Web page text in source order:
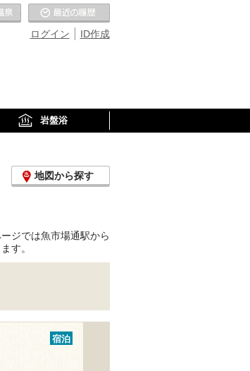
ID作成
ログイン
お気に入りの温泉
岩盤浴
地図から探す
ジでは魚市場通駅から
す。
宿泊